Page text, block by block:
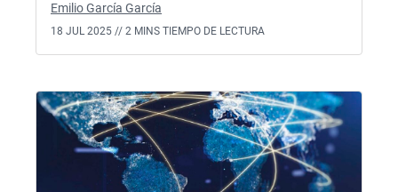
Emilio García García
18 JUL 2025 // 2 MINS TIEMPO DE LECTURA